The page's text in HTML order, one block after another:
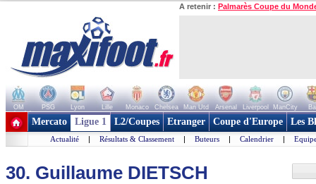
A retenir : Palmarès Coupe du
OM PSG Lyon Lille Monaco Chelsea Man Utd Arsenal Liverpool ManCity
+ de clubs
Mercato Ligue 1 L2/Coupes Etranger Coupe d'Europe Les
Actualité | Résultats & Classement | Buteurs | Calendrier |
30. Guillaume DIETSCH